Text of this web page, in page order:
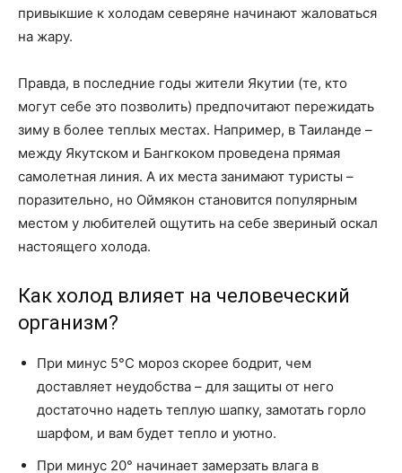
привыкшие к холодам северяне начинают жаловаться
на жару.
Правда, в последние годы жители Якутии (те, кто
могут себе это позволить) предпочитают пережидать
зиму в более теплых местах. Например, в Таиланде –
между Якутском и Бангкоком проведена прямая
самолетная линия. А их места занимают туристы –
поразительно, но Оймякон становится популярным
местом у любителей ощутить на себе звериный оскал
настоящего холода.
Как холод влияет на человеческий
организм?
При минус 5°C мороз скорее бодрит, чем
доставляет неудобства – для защиты от него
достаточно надеть теплую шапку, замотать горло
шарфом, и вам будет тепло и уютно.
При минус 20° начинает замерзать влага в